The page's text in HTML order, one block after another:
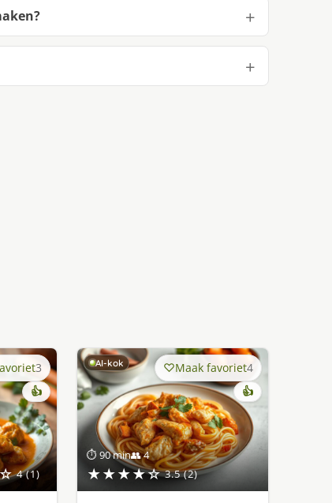
4 (1)
3
👍
AI-kok
⏱ 90 min👥 4
★★★★☆ 3.5 (2)
Maak favoriet4
👍